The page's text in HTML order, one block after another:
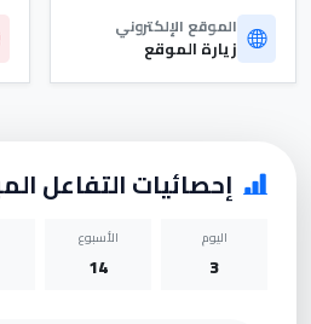
الموقع الإلكتروني
زيارة الموقع
إحصائيات التفاعل
اليوم
3
الأسبوع
14